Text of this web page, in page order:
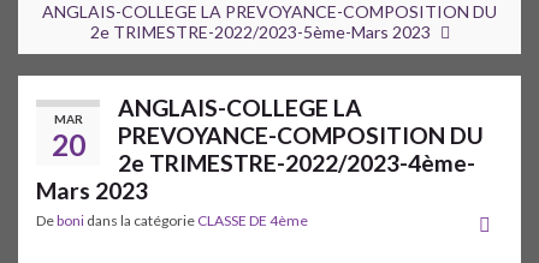
ANGLAIS-COLLEGE LA PREVOYANCE-COMPOSITION DU
2e TRIMESTRE-2022/2023-5ème-Mars 2023
MAR
20
ANGLAIS-COLLEGE LA
PREVOYANCE-COMPOSITION DU
2e TRIMESTRE-2022/2023-4ème-
Mars 2023
Deboni dans la catégorie CLASSE DE 4ème